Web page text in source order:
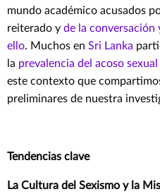
mundo académico acusados
reiterado y de la conversación
ello. Muchos en Sri Lanka
la prevalencia del acoso
este contexto que
preliminares de nuestra
Tendencias clave
La Cultura del Sexismo y la